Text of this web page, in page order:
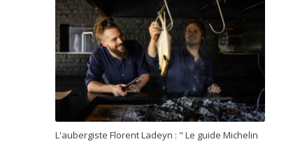
L'aubergiste Florent Ladeyn : " Le guide Michelin